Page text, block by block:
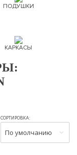
ПОДУШКИ
КАРКАСЫ
СОРТИРОВКА:
По умолчанию